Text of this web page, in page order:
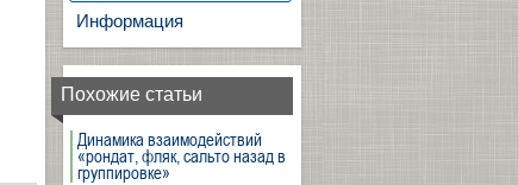
Информация
Похожие статьи
Динамика взаимодействий
«рондат, фляк, сальто назад в
группировке»